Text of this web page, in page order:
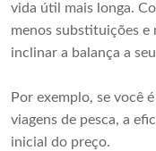
vida útil mais longa.
menos substituições e
inclinar a balança a
Por exemplo, se você
viagens de pesca, a
inicial do preço.